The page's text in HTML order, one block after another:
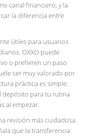
canal financiero, y la
la diferencia entre
útiles para usuarios
OXXO puede
o prefieren un paso
ser muy valorado por
práctica es simple:
depósito para tu rutina
al empezar.
revisión más cuidadosa.
que la transferencia